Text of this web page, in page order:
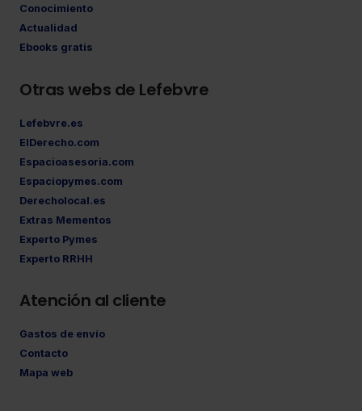
Conocimiento
Actualidad
Ebooks gratis
Otras webs de Lefebvre
Lefebvre.es
ElDerecho.com
Espacioasesoria.com
Espaciopymes.com
Derecholocal.es
Extras Mementos
Experto Pymes
Experto RRHH
Atención al cliente
Gastos de envío
Contacto
Mapa web